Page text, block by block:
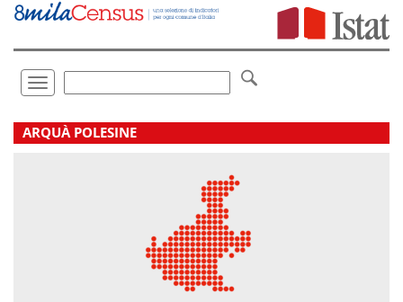
Vai
direttamente
Toggle
navigation
.
ARQUÀ POLESINE